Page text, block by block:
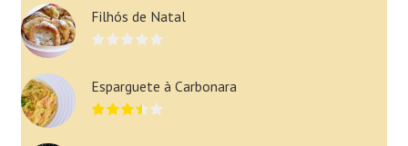
Filhós de Natal
Esparguete à Carbonara